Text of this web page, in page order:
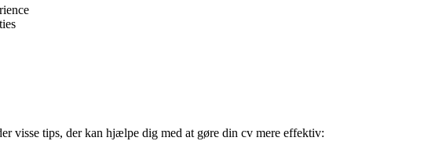
visse tips, der kan hjælpe dig med at gøre din cv mere effektiv: